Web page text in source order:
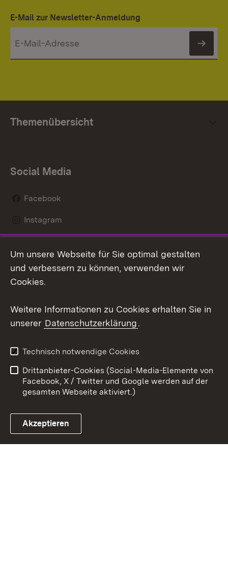
E-Mail zur Newsletter-Anmeldung
Themenübersicht
Social Media
Facebook
Instagram
Mastodon
Youtube
Link zum Landesportal
Kontakt
Datenschutz
Barrierefreiheit
Impressum Cookies
Um unsere Webseite für Sie optimal gestalten
und verbessern zu können, verwenden wir
Cookies.
Weitere Informationen zu Cookies erhalten Sie in
unserer Datenschutzerklärung.
Technisch notwendige Cookies
Drittanbieter-Cookies (Social-Media-Elemente von
Facebook, X / Twitter und Google werden auf der
gesamten Webseite aktiviert.)
Akzeptieren